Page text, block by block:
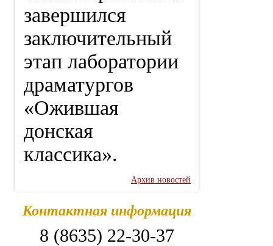
завершился
заключительный
этап лаборатории
драматургов
«Ожившая
донская
классика».
Архив новостей
Контактная информация
8 (8635) 22-30-37